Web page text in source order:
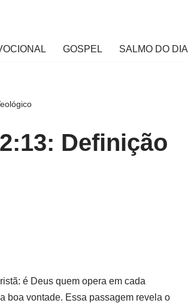
GOSPEL SALMO DO DIA
Definição
é Deus quem opera em cada
boa vontade. Essa passagem revela o